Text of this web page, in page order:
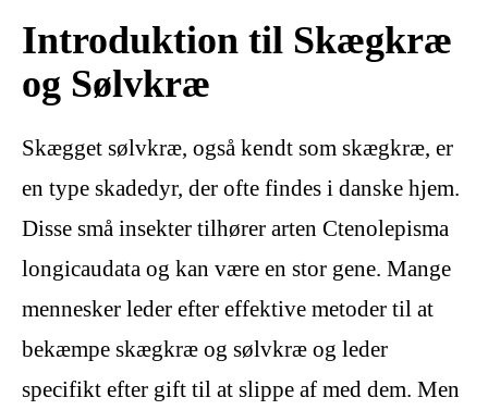
Introduktion til Skægkræ
og Sølvkræ
Skægget sølvkræ, også kendt som skægkræ, er
en type skadedyr, der ofte findes i danske hjem.
Disse små insekter tilhører arten Ctenolepisma
longicaudata og kan være en stor gene. Mange
mennesker leder efter effektive metoder til at
bekæmpe skægkræ og sølvkræ og leder
specifikt efter gift til at slippe af med dem. Men